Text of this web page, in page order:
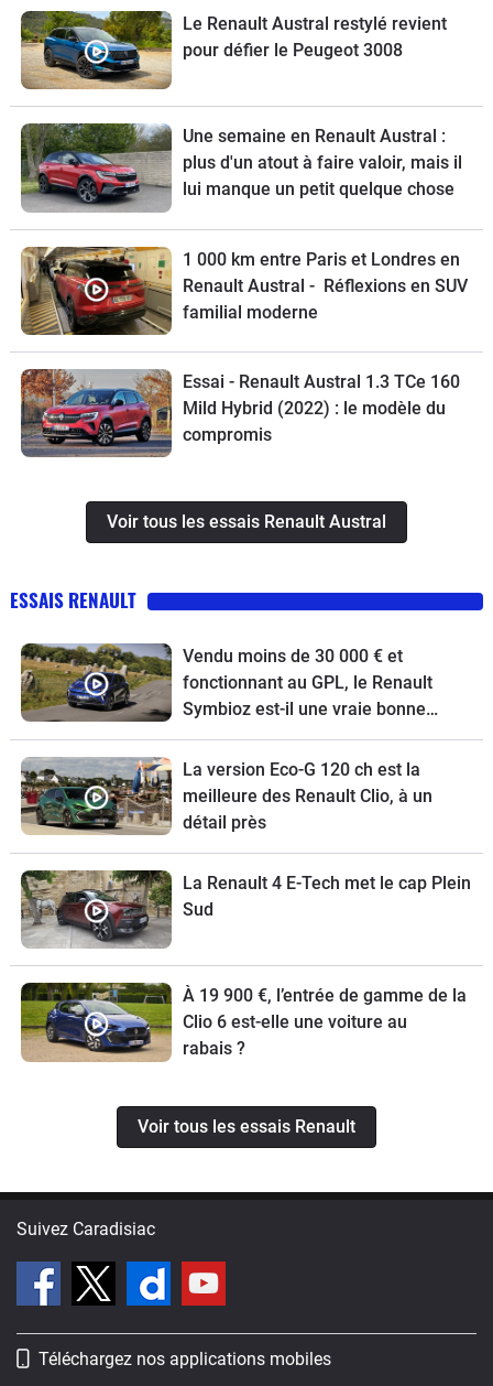
Le Renault Austral restylé revient
pour défier le Peugeot 3008
Une semaine en Renault Austral :
plus d'un atout à faire valoir, mais il
lui manque un petit quelque chose
1 000 km entre Paris et Londres en
Renault Austral - Réflexions en SUV
familial moderne
Essai - Renault Austral 1.3 TCe 160
Mild Hybrid (2022) : le modèle du
compromis
Voir tous les essais Renault Austral
ESSAIS RENAULT
Vendu moins de 30 000 € et
fonctionnant au GPL, le Renault
Symbioz est-il une vraie bonne
affaire !
La version Eco-G 120 ch est la
meilleure des Renault Clio, à un
détail près
La Renault 4 E-Tech met le cap Plein
Sud
À 19 900 €, l’entrée de gamme de la
Clio 6 est-elle une voiture au
rabais ?
Voir tous les essais Renault
Suivez Caradisiac
Téléchargez nos applications mobiles